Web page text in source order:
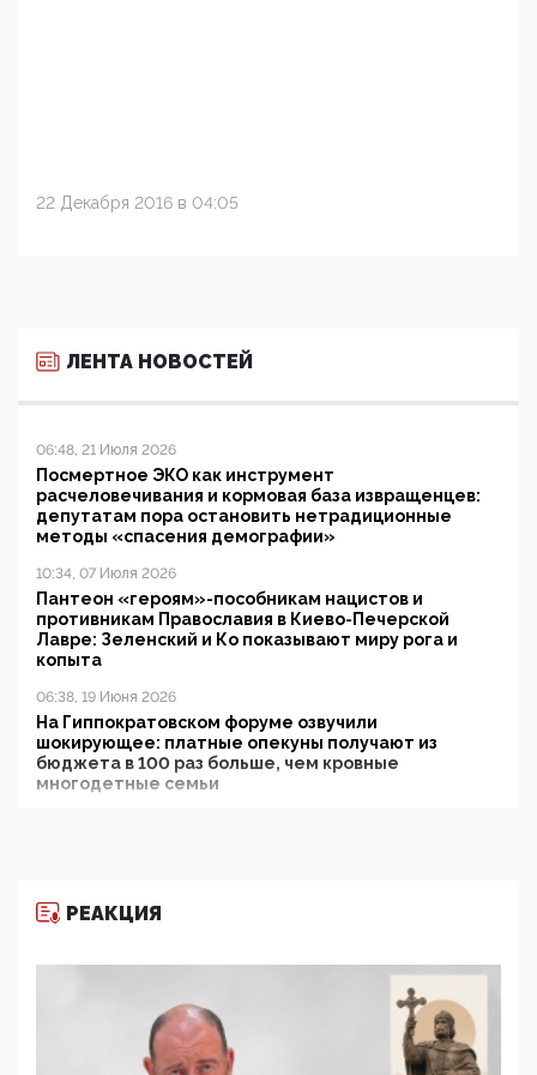
22 Декабря 2016 в 04:05
ЛЕНТА НОВОСТЕЙ
06:48, 21 Июля 2026
Посмертное ЭКО как инструмент
расчеловечивания и кормовая база извращенцев:
депутатам пора остановить нетрадиционные
методы «спасения демографии»
10:34, 07 Июля 2026
Пантеон «героям»-пособникам нацистов и
противникам Православия в Киево-Печерской
Лавре: Зеленский и Ко показывают миру рога и
копыта
06:38, 19 Июня 2026
На Гиппократовском форуме озвучили
шокирующее: платные опекуны получают из
бюджета в 100 раз больше, чем кровные
многодетные семьи
11:53, 09 Июня 2026
деятельность ИИТО ЮНЕСКО в России, но
цифроглобалисты продолжают определять
повестку в образовании
09:43, 01 Июня 2026
РЕАКЦИЯ